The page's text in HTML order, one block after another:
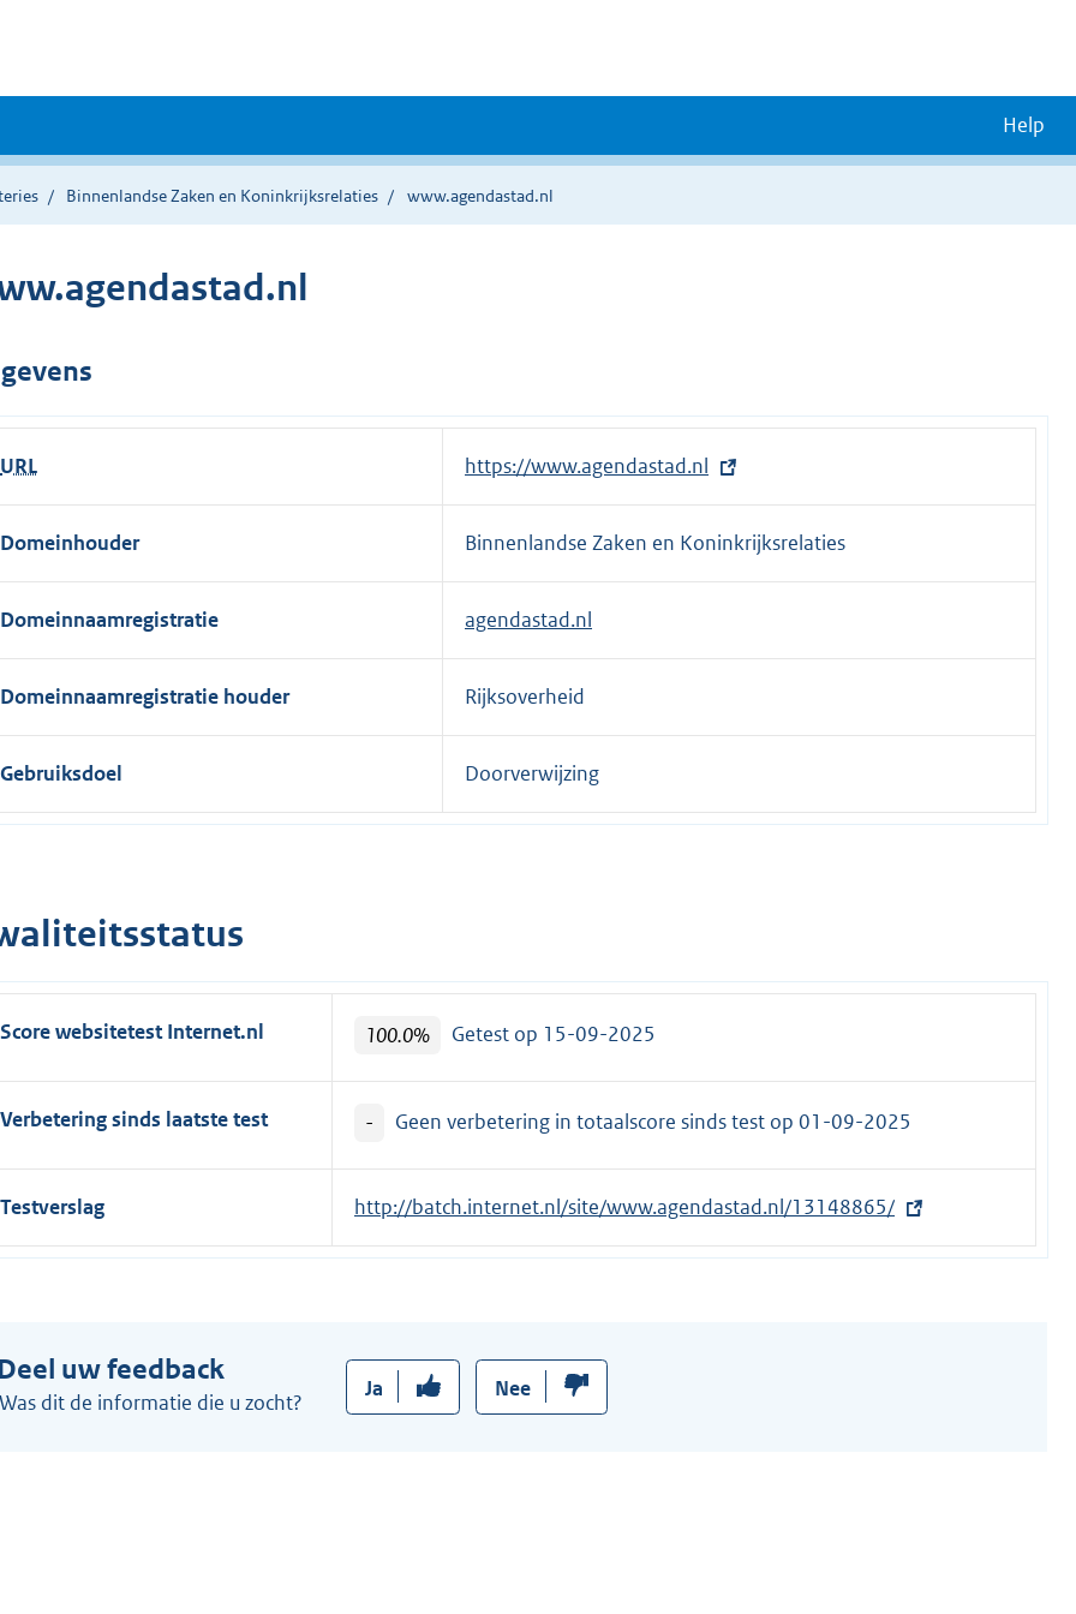
Help
Binnenlandse Zaken en Koninkrijksrelaties www.agendastad.nl
URL
E
x
t
n
e
l
:
https://www.agendastad.nl
Domeinhouder Binnenlandse Zaken en Koninkrijksrelaties
Domeinnaamregistratie agendastad.nl
Domeinnaamregistratie houder Rijksoverheid
Gebruiksdoel Doorverwijzing
Score websitetest Internet.nl 100.0% Getest op 15-09-2025
Verbetering sinds laatste test - Geen verbetering in totaalscore sinds test op 01-09-2025
Testverslag
E
x
n
http://batch.internet.nl/site/www.agendastad.nl/13148865/
uw feedback
Was dit de informatie die u zocht?
Ja Nee